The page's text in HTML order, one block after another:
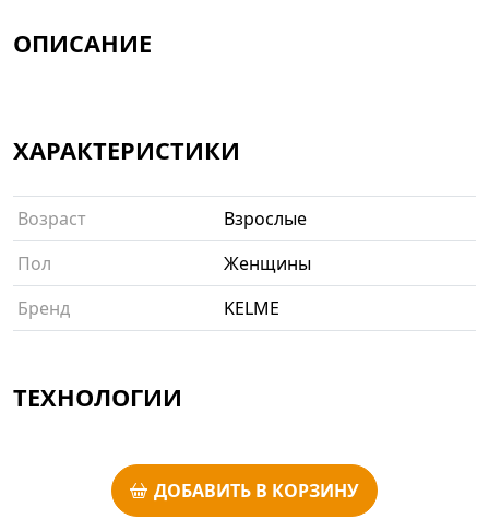
ОПИСАНИЕ
ХАРАКТЕРИСТИКИ
Возраст
Взрослые
Пол
Женщины
Бренд
KELME
ТЕХНОЛОГИИ
ДОБАВИТЬ В КОРЗИНУ